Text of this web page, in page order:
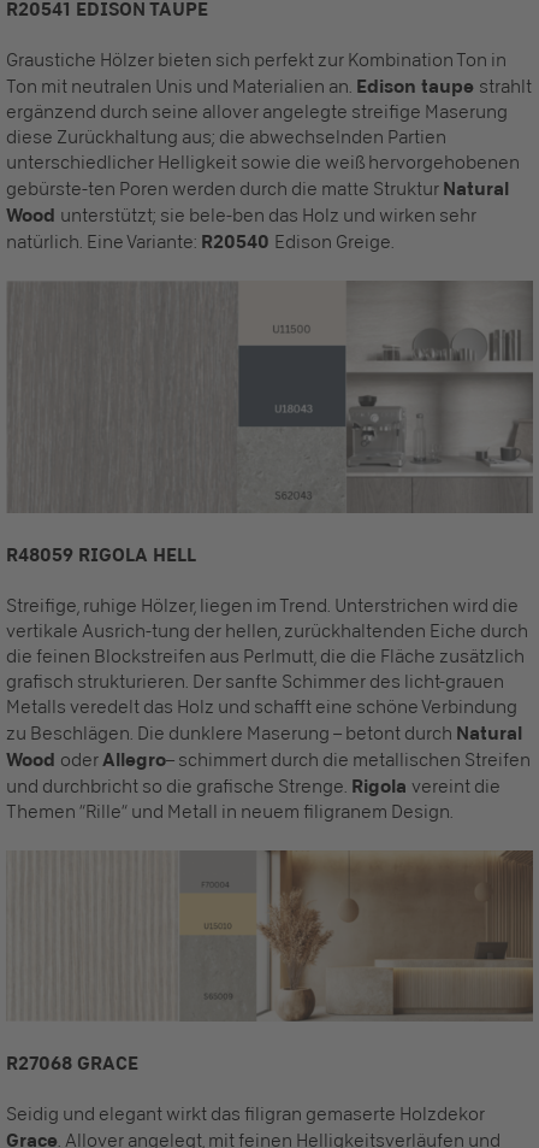
R20541 EDISON TAUPE
Graustiche Hölzer bieten sich perfekt zur Kombination Ton in
Ton mit neutralen Unis und Materialien an. Edison taupe strahlt
ergänzend durch seine allover angelegte streifige Maserung
diese Zurückhaltung aus; die abwechselnden Partien
unterschiedlicher Helligkeit sowie die weiß hervorgehobenen
gebürste-ten Poren werden durch die matte Struktur Natural
Wood unterstützt; sie bele-ben das Holz und wirken sehr
natürlich. Eine Variante: R20540 Edison Greige.
R48059 RIGOLA HELL
Streifige, ruhige Hölzer, liegen im Trend. Unterstrichen wird die
vertikale Ausrich-tung der hellen, zurückhaltenden Eiche durch
die feinen Blockstreifen aus Perlmutt, die die Fläche zusätzlich
grafisch strukturieren. Der sanfte Schimmer des licht-grauen
Metalls veredelt das Holz und schafft eine schöne Verbindung
zu Beschlägen. Die dunklere Maserung – betont durch Natural
Wood oder Allegro– schimmert durch die metallischen Streifen
und durchbricht so die grafische Strenge. Rigola vereint die
Themen “Rille“ und Metall in neuem filigranem Design.
R27068 GRACE
Seidig und elegant wirkt das filigran gemaserte Holzdekor
Grace . Allover angelegt, mit feinen Helligkeitsverläufen und